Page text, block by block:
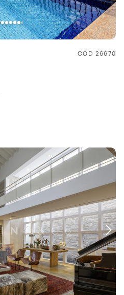
COD 26670